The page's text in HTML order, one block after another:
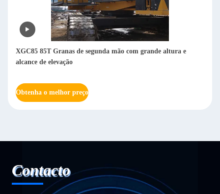
XGC85 85T Granas de segunda mão com grande altura e
alcance de elevação
Obtenha o melhor preço
Contacto